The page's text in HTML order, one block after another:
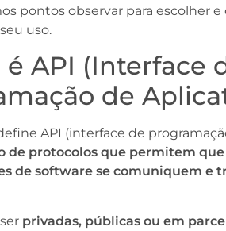
pontos observar para escolher
uso.
é API (Interface
de
API (interface de
de protocolos que permitem
de software se comuniquem e
privadas, públicas ou em